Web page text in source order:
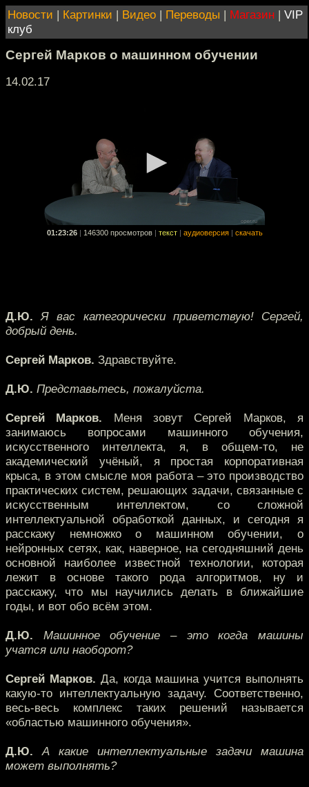
Новости | Картинки | Видео | Переводы | Магазин | VIP
клуб
Сергей Марков о машинном обучении
14.02.17
01:23:26 146300 просмотров текст аудиоверсия скачать
Д.Ю. Я вас категорически приветствую! Сергей,
добрый день.
Сергей Марков. Здравствуйте.
Д.Ю. Представьтесь, пожалуйста.
Сергей Марков. Меня зовут Сергей Марков, я
занимаюсь вопросами машинного обучения,
искусственного интеллекта, я, в общем-то, не
академический учёный, я простая корпоративная
крыса, в этом смысле моя работа – это производство
практических систем, решающих задачи, связанные с
искусственным интеллектом, со сложной
интеллектуальной обработкой данных, и сегодня я
расскажу немножко о машинном обучении, о
нейронных сетях, как, наверное, на сегодняшний день
основной наиболее известной технологии, которая
лежит в основе такого рода алгоритмов, ну и
расскажу, что мы научились делать в ближайшие
годы, и вот обо всём этом.
Д.Ю. Машинное обучение – это когда машины
учатся или наоборот?
Сергей Марков. Да, когда машина учится выполнять
какую-то интеллектуальную задачу. Соответственно,
весь-весь комплекс таких решений называется
«областью машинного обучения».
Д.Ю. А какие интеллектуальные задачи машина
может выполнять?